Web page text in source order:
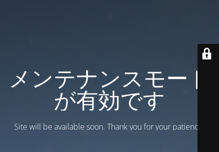
メンテナンスモード
が有効です
Site will be available soon. Thank you for your patience!